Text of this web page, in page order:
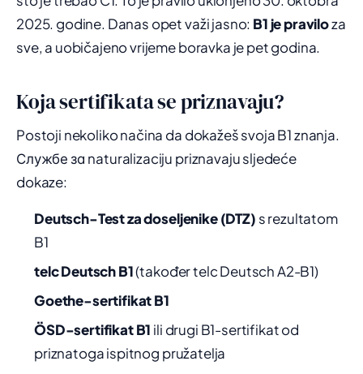
2025. godine. Danas opet važi jasno: B1 je praviloza
sve, a uobičajeno vrijeme boravka je pet godina.
Koja sertifikata se priznavaju?
Postoji nekoliko načina da dokažeš svoja B1 znanja.
Службе за naturalizaciju priznavaju sljedeće
dokaze:
Deutsch-Test za doseljenike (DTZ) s rezultatom
B1
telc Deutsch B1(također telc Deutsch A2-B1)
Goethe-sertifikat B1
ÖSD-sertifikat B1 ili drugi B1-sertifikat od
priznatoga ispitnog pružatelja